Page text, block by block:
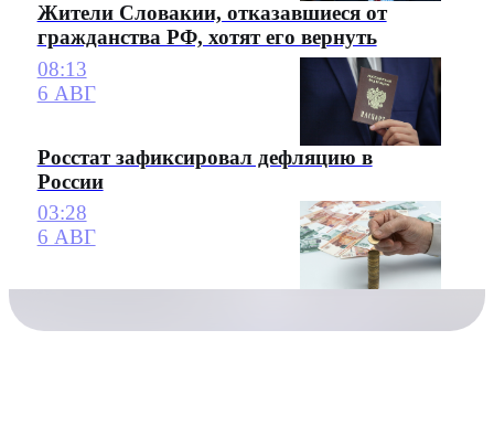
Жители Словакии, отказавшиеся от
гражданства РФ, хотят его вернуть
08:13
6 АВГ
Росстат зафиксировал дефляцию в
России
03:28
6 АВГ